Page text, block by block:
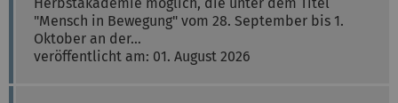
Herbstakademie möglich, die unter dem Titel
"Mensch in Bewegung" vom 28. September bis 1.
Oktober an der…
veröffentlicht am: 01. August 2026